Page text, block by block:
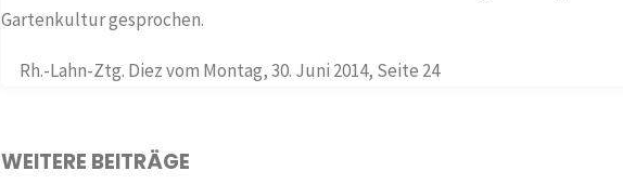
Gartenkultur gesprochen.
Rh.-Lahn-Ztg. Diez vom Montag, 30. Juni 2014, Seite 24
WEITERE BEITRÄGE